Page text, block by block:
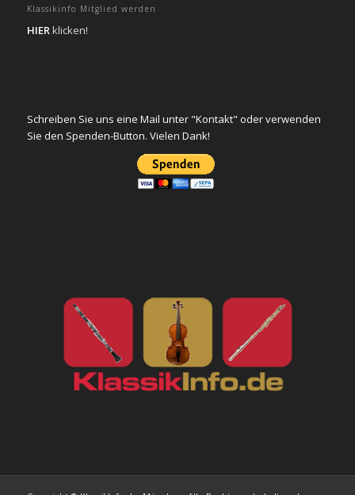
Klassikinfo Mitglied werden
HIERklicken!
Schreiben Sie uns eine Mail unter "Kontakt" oder verwenden
Sie den Spenden-Button. Vielen Dank!